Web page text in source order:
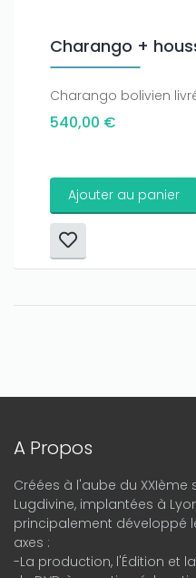
Charango +
Charango bolivien
540,00 €
Ajouter au panier
A Propos
Créées à l'aube du XXIème
Lugdivine, implantées à
principalement développé
axes :
-La production, l'Édition et